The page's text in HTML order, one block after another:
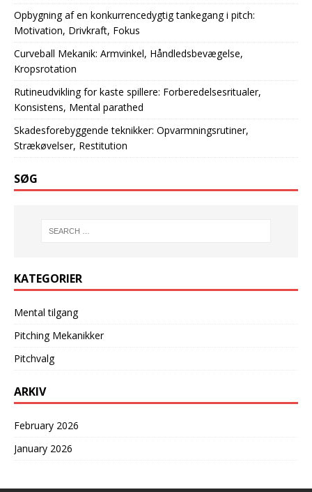
Opbygning af en konkurrencedygtig tankegang i pitch:
Motivation, Drivkraft, Fokus
Curveball Mekanik: Armvinkel, Håndledsbevægelse,
Kropsrotation
Rutineudvikling for kaste spillere: Forberedelsesritualer,
Konsistens, Mental parathed
Skadesforebyggende teknikker: Opvarmningsrutiner,
Strækøvelser, Restitution
SØG
KATEGORIER
Mental tilgang
Pitching Mekanikker
Pitchvalg
ARKIV
February 2026
January 2026